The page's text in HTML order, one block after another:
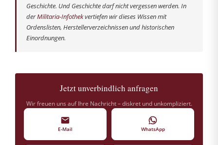
Geschichte. Und Geschichte darf nicht vergessen werden. In
derMilitaria-Infothekvertiefen wir dieses Wissen mit
Ordenslisten, Herstellerverzeichnissen und historischen
Einordnungen.
Jetzt unverbindlich anfragen
Wir freuen uns auf Ihre Nachricht – diskret und unkompliziert.
E-Mail WhatsApp